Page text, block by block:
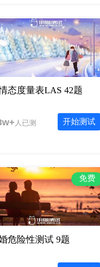
态度量表LAS 42题
开始测试
人已测
免费
危险性测试 9题